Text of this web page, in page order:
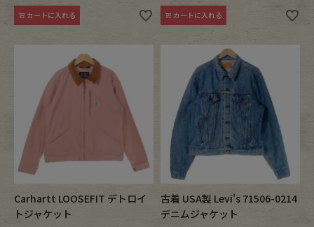
カートに入れる カートに入れる
Carhartt LOOSEFIT デトロイ
トジャケット
古着 USA製 Levi's 71506-0214
デニムジャケット